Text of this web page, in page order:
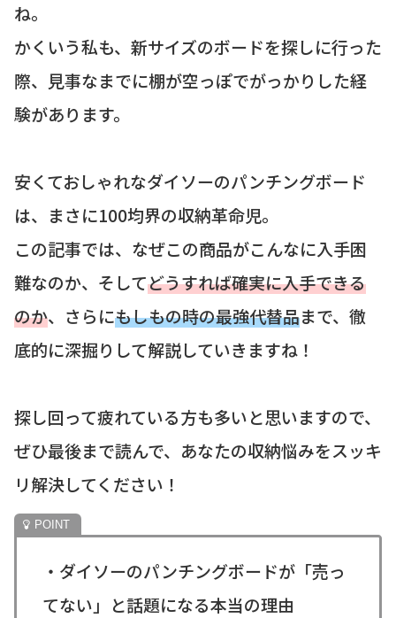
ね。
かくいう私も、新サイズのボードを探しに行った
際、見事なまでに棚が空っぽでがっかりした経
験があります。
安くておしゃれなダイソーのパンチングボード
は、まさに100均界の収納革命児。
この記事では、なぜこの商品がこんなに入手困
難なのか、そしてどうすれば確実に入手できる
のか、さらにもしもの時の最強代替品まで、徹
底的に深掘りして解説していきますね！
探し回って疲れている方も多いと思いますので、
ぜひ最後まで読んで、あなたの収納悩みをスッキ
リ解決してください！
・ダイソーのパンチングボードが「売っ
てない」と話題になる本当の理由